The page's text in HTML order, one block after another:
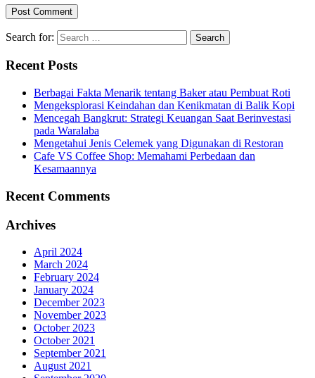
Search for:
Recent Posts
Berbagai Fakta Menarik tentang Baker atau Pembuat Roti
Mengeksplorasi Keindahan dan Kenikmatan di Balik Kopi
Mencegah Bangkrut: Strategi Keuangan Saat Berinvestasi
pada Waralaba
Mengetahui Jenis Celemek yang Digunakan di Restoran
Cafe VS Coffee Shop: Memahami Perbedaan dan
Kesamaannya
Recent Comments
Archives
April 2024
March 2024
February 2024
January 2024
December 2023
November 2023
October 2023
October 2021
September 2021
August 2021